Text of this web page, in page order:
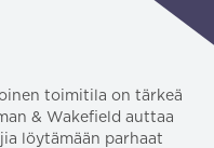
toimitila on tärkeä
& Wakefield auttaa
löytämään parhaat